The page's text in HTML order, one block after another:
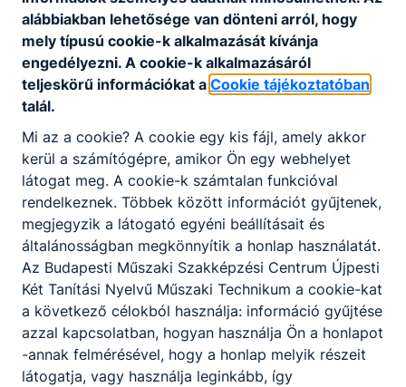
alábbiakban lehetősége van dönteni arról, hogy
mely típusú cookie-k alkalmazását kívánja
engedélyezni. A cookie-k alkalmazásáról
teljeskörű információkat a Cookie tájékoztatóban
talál.
Mi az a cookie? A cookie egy kis fájl, amely akkor
kerül a számítógépre, amikor Ön egy webhelyet
látogat meg. A cookie-k számtalan funkcióval
rendelkeznek. Többek között információt gyűjtenek,
megjegyzik a látogató egyéni beállításait és
általánosságban megkönnyítik a honlap használatát.
Az Budapesti Műszaki Szakképzési Centrum Újpesti
Két Tanítási Nyelvű Műszaki Technikum a cookie-kat
a következő célokból használja: információ gyűjtése
azzal kapcsolatban, hogyan használja Ön a honlapot
-annak felmérésével, hogy a honlap melyik részeit
látogatja, vagy használja leginkább, így